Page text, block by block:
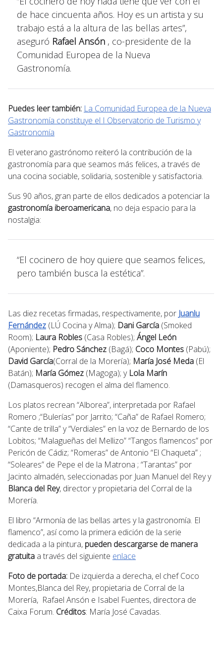
de hace cincuenta años. Hoy es un artista y su
trabajo está a la altura de las bellas artes”,
aseguró Rafael Ansón , co-presidente de la
Comunidad Europea de la Nueva
Gastronomía.
Puedes leer también: La Comunidad Europea de la Nueva
Gastronomía constituye el I Observatorio de Turismo y
Gastronomía
El veterano gastrónomo reiteró la contribución de la
gastronomía para que seamos más felices, a través de
una cocina sociable, solidaria, sostenible y satisfactoria.
Sus 90 años, gran parte de ellos dedicados a potenciar la
gastronomía iberoamericana, no deja espacio para la
nostalgia:
“El cocinero de hoy quiere que seamos felices,
pero también busca la estética”.
Las diez recetas firmadas, respectivamente, por Juanlu
Fernández (LÚ Cocina y Alma); Dani García (Smoked
Room); Laura Robles (Casa Robles); Ángel León
(Aponiente); Pedro Sánchez (Bagá); Coco Montes (Pabú);
David García(Corral de la Morería); María José Meda (El
Batán); María Gómez (Magoga); y Lola Marín
(Damasqueros) recogen el alma del flamenco.
Los platos recrean “Alborea”, interpretada por Rafael
Romero ;“Bulerías” por Jarrito; “Caña” de Rafael Romero;
“Cante de trilla” y “Verdiales” en la voz de Bernardo de los
Lobitos; “Malagueñas del Mellizo” “Tangos flamencos” por
Pericón de Cádiz; “Romeras” de Antonio “El Chaqueta” ;
“Soleares” de Pepe el de la Matrona ; “Tarantas” por
Jacinto almadén, seleccionadas por Juan Manuel del Rey y
Blanca del Rey, director y propietaria del Corral de la
Morería.
El libro “Armonía de las bellas artes y la gastronomía. El
flamenco”, así como la primera edición de la serie
dedicada a la pintura, pueden descargarse de manera
gratuita a través del siguiente enlace
Foto de portada: De izquierda a derecha, el chef Coco
Montes,Blanca del Rey, propietaria de Corral de la
Morería, Rafael Ansón e Isabel Fuentes, directora de
Caixa Forum. Créditos: María José Cavadas.